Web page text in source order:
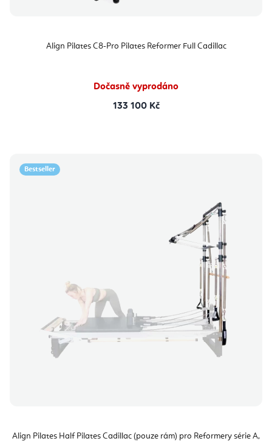
Align Pilates C8-Pro Pilates Reformer Full Cadillac
Dočasně vyprodáno
133 100 Kč
Bestseller
Align Pilates Half Pilates Cadillac (pouze rám) pro Reformery série A,